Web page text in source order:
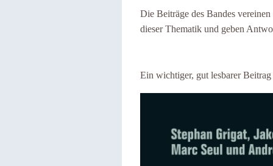
Die Beiträge des Bandes
dieser Thematik und geben
Ein wichtiger, gut lesbarer